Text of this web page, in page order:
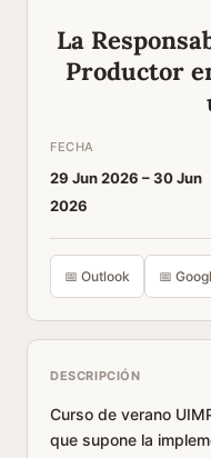
La
Productor
FECHA
29 Jun 2026 –30 Jun
2026
📅 Outlook 📅
DESCRIPCIÓN
Curso de verano
que supone la